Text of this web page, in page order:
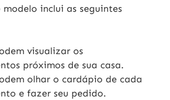
inclui as seguintes
visualizar os
próximos de sua casa.
olhar o cardápio de cada
e fazer seu pedido.